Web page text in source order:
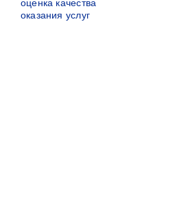
оценка качества
оказания услуг